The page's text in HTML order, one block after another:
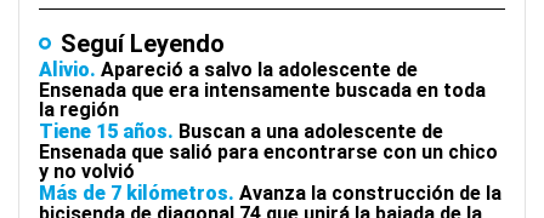
Seguí Leyendo
Alivio Apareció a salvo la adolescente de
Ensenada que era intensamente buscada en toda
la región
Tiene 15 años Buscan a una adolescente de
Ensenada que salió para encontrarse con un chico
y no volvió
Más de 7 kilómetros Avanza la construcción de la